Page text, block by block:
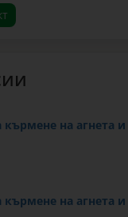
кърмене на агнета
кърмене на агнета